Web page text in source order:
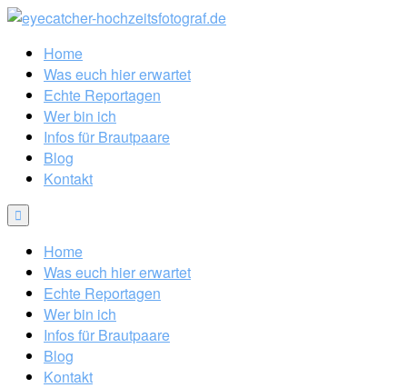
Home
Was euch hier erwartet
Echte Reportagen
Wer bin ich
Infos für Brautpaare
Blog
Kontakt
Home
Was euch hier erwartet
Echte Reportagen
Wer bin ich
Infos für Brautpaare
Blog
Kontakt